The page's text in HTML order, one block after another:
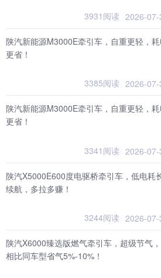
3931阅读 2026-07-
陕汽新能源M3000E牵引车，自重更轻，
更省！
3385阅读 2026-07-
陕汽新能源M3000E牵引车，自重更轻，
更省！
3341阅读 2026-07-
陕汽X5000E600度电驱桥牵引车，低电耗
续航，多拉多赚！
3244阅读 2026-07-
陕汽X6000臻选版燃气牵引车，超级节气，
相比同车型省气5%-10%！